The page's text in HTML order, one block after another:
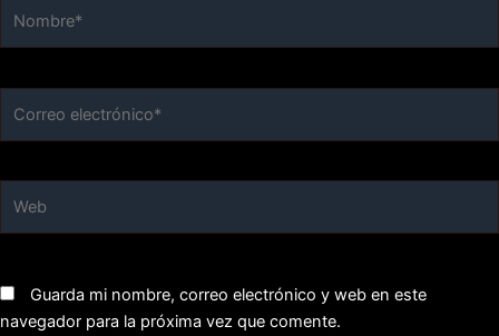
electrónico*
Guarda mi nombre, correo electrónico y web en este
navegador para la próxima vez que comente.